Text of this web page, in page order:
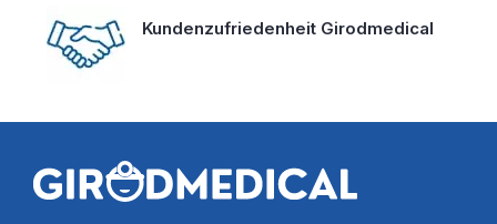
Kundenzufriedenheit Girodmedical